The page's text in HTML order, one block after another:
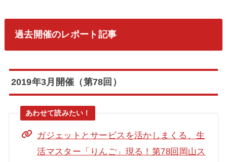
過去開催のレポート記事
2019年3月開催（第78回）
ガジェットとサービスを活かしまくる、生
活マスター「りんご」現る！第78回岡山ス